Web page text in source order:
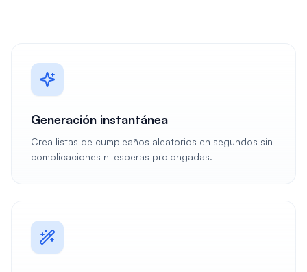
Generación instantánea
Crea listas de cumpleaños aleatorios en segundos sin
complicaciones ni esperas prolongadas.